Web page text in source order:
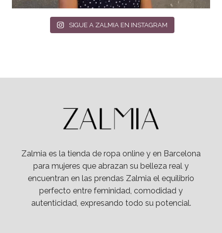
SIGUE A ZALMIA EN INSTAGRAM
Zalmia es la tienda de ropa online y en Barcelona
para mujeres que abrazan su belleza real y
encuentran en las prendas Zalmia el equilibrio
perfecto entre feminidad, comodidad y
autenticidad, expresando todo su potencial.